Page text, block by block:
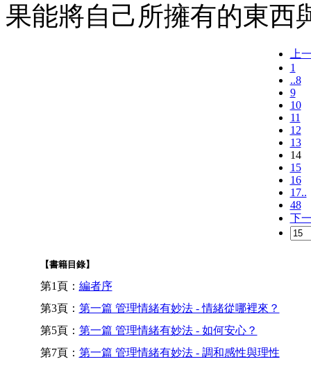
果能將自己所擁有的東西
上
1
..8
9
10
11
12
13
14
15
16
17..
48
下
【書籍目錄】
第1頁： 編者序
第3頁： 第一篇 管理情緒有妙法 - 情緒從哪裡來？
第5頁： 第一篇 管理情緒有妙法 - 如何安心？
第7頁： 第一篇 管理情緒有妙法 - 調和感性與理性